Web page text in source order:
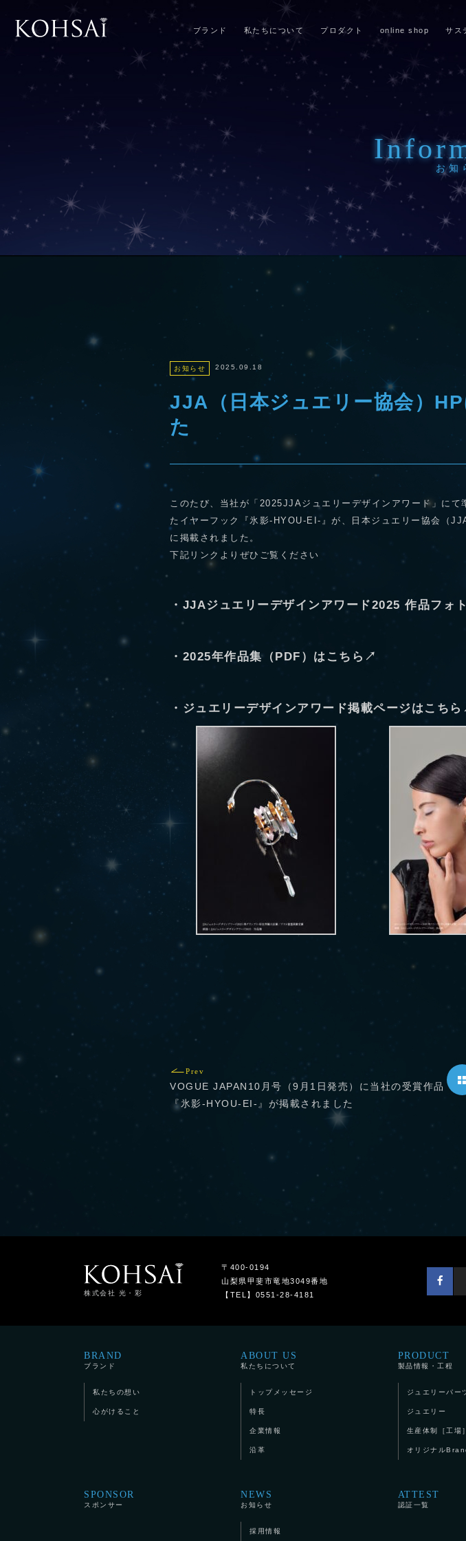
ブランド 私たちについて プロダクト online shop サス
お知
お知らせ 2025.09.18
JJA（日本ジュエリー協会）
た
このたび、当社が「2025JJAジュエリーデザインアワード」に
たイヤーフック『氷影‐HYOU-EI-』が、日本ジュエリー協会（
に掲載されました。
下記リンクよりぜひご覧ください
・JJAジュエリーデザインアワード2025 作品フ
・2025年作品集（PDF）はこちら↗
・ジュエリーデザインアワード掲載ページはこち
Prev
VOGUE JAPAN10月号（9月1日発売）に当社の受賞作品
『氷影‐HYOU-EI-』が掲載されました
株式会社 光・彩
〒400-0194
山梨県甲斐市竜地3049番地
【TEL】0551-28-4181
BRAND
ブランド
私たちの想い
心がけること
ABOUT US
私たちについて
トップメッセージ
特長
企業情報
沿革
PRODUCT
製品情報・工程
ジュエリーパー
ジュエリー
生産体制［工場］
オリジナル
SPONSOR
スポンサー
NEWS
お知らせ
採用情報
ATTEST
認証一覧